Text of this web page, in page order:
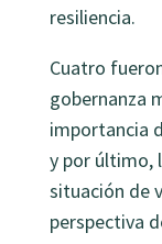
resiliencia.
Cuatro
gobernanza
importancia
y por último,
situación de
perspectiva